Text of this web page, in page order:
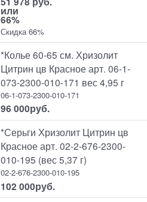
или
66%
Скидка 66%
*Колье 60-65 см. Хризолит
Цитрин цв Красное арт. 06-1-
073-2300-010-171 вес 4,95 г
06-1-073-2300-010-171
96 000руб.
*Серьги Хризолит Цитрин цв
Красное арт. 02-2-676-2300-
010-195 (вес 5,37 г)
02-2-676-2300-010-195
102 000руб.